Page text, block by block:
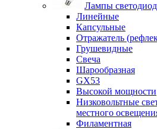
Лампы
Линейные
Капсульные
Отражатель
Грушевидные
Свеча
Шарообразная
GX53
Высокой мощности
Низковольтные
местного
Филаментная